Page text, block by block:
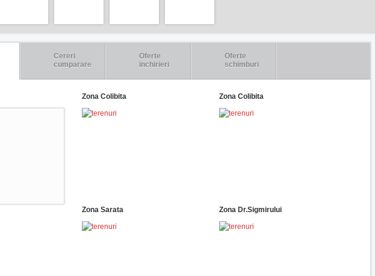
Cereri
cumparare
Oferte
inchirieri
Oferte
schimburi
Zona Colibita Zona Colibita
Zona Sarata Zona Dr.Sigmirului